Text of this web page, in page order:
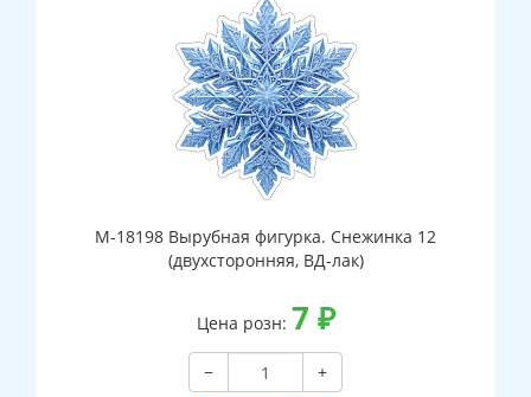
М-18198 Вырубная фигурка. Снежинка 12
(двухсторонняя, ВД-лак)
Цена розн: 7 ₽
−
+